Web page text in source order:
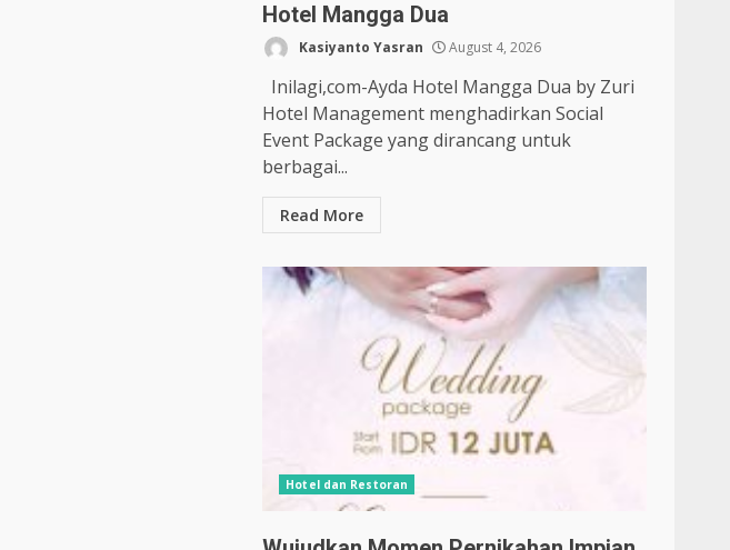
Hotel Mangga Dua
Kasiyanto Yasran August 4, 2026
Inilagi,com-Ayda Hotel Mangga Dua by Zuri
Hotel Management menghadirkan Social
Event Package yang dirancang untuk
berbagai...
Read More
Hotel dan Restoran